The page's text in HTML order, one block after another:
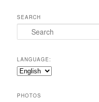
SEARCH
Search
LANGUAGE:
PHOTOS